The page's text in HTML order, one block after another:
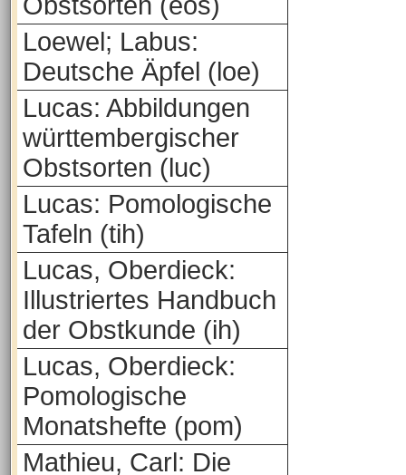
Loewel; Labus:
Deutsche Äpfel (loe)
Lucas: Abbildungen
württembergischer
Obstsorten (luc)
Lucas: Pomologische
Tafeln (tih)
Lucas, Oberdieck:
Illustriertes Handbuch
der Obstkunde (ih)
Lucas, Oberdieck:
Pomologische
Monatshefte (pom)
Mathieu, Carl: Die